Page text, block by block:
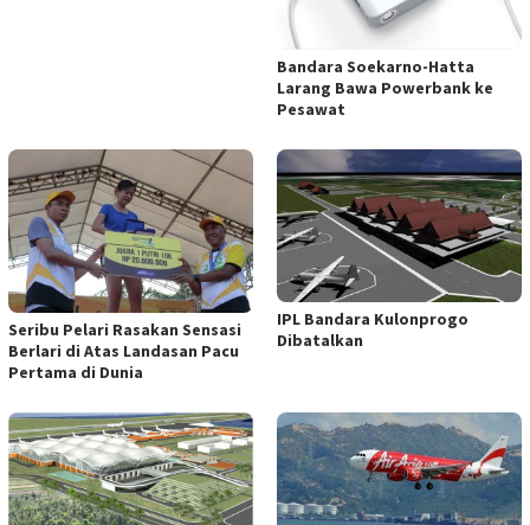
Bandara Soekarno-Hatta
Larang Bawa Powerbank ke
Pesawat
Seribu Pelari Rasakan Sensasi
Berlari di Atas Landasan Pacu
Pertama di Dunia
IPL Bandara Kulonprogo
Dibatalkan